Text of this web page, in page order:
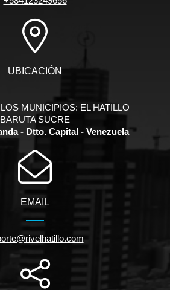
UBICACIÓN
MUNICIPIOS: EL HATILLO
BARUTA SUCRE
- Dtto. Capital - Venezuela
EMAIL